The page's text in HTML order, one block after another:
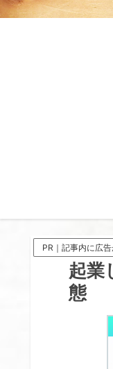
PR｜記事内に広告
起業
態